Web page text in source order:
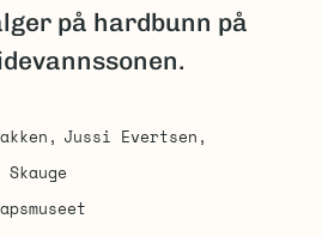
på hardbunn på
Jussi Evertsen